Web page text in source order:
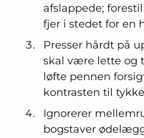
afslappede;
fjer i stedet for en
Presser hårdt på
skal være lette og
løfte pennen
kontrasten til
Ignorerer
bogstaver